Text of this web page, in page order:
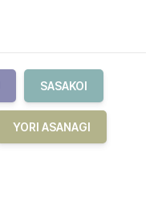
SASAKOI
YORI ASANAGI